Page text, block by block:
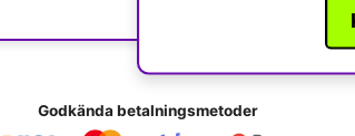
Godkända betalningsmetoder